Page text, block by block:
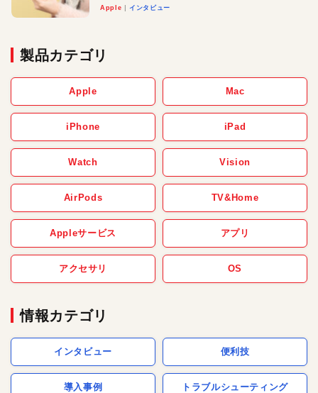
Apple インタビュー
製品カテゴリ
Apple Mac
iPhone iPad
Watch Vision
AirPods TV&Home
Appleサービス アプリ
アクセサリ OS
情報カテゴリ
インタビュー 便利技
導入事例 トラブルシューティング